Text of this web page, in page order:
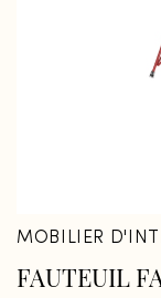
MOBILIER
FAUTEUIL